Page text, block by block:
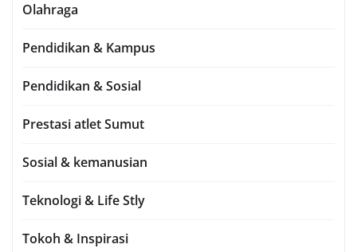
Olahraga
Pendidikan & Kampus
Pendidikan & Sosial
Prestasi atlet Sumut
Sosial & kemanusian
Teknologi & Life Stly
Tokoh & Inspirasi